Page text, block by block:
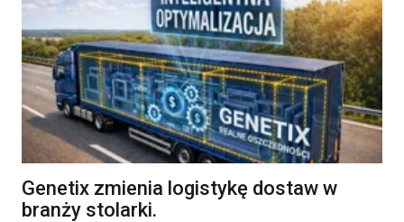
Genetix zmienia logistykę dostaw w
branży stolarki.